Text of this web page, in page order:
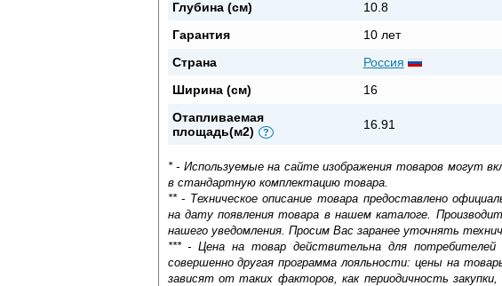
Глубина (см)
10.8
Гарантия
10 лет
Страна
Россия
Ширина (см)
16
Отапливаемая
площадь(м2)
?
16.91
* - Используемые на сайте изображения товаров могут
в стандартную комплектацию товара.
** - Техническое описание товара предоставлено
на дату появления товара в нашем каталоге.
нашего уведомления. Просим Вас заранее уточнять
*** - Цена на товар действительна для потребителей
совершенно другая программа лояльности: цены на
зависят от таких факторов, как периодичность